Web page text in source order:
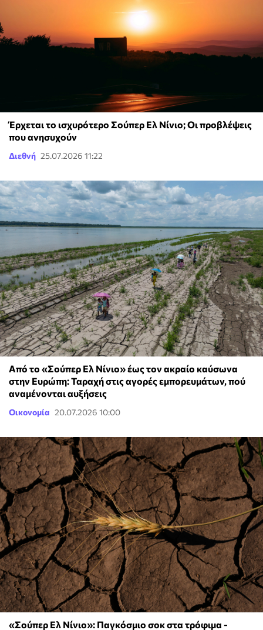
Έρχεται το ισχυρότερο Σούπερ Ελ Νίνιο; Οι προβλέψεις
που ανησυχούν
Διεθνή 25.07.2026 11:22
Από το «Σούπερ Ελ Νίνιο» έως τον ακραίο καύσωνα
στην Ευρώπη: Ταραχή στις αγορές εμπορευμάτων, πού
αναμένονται αυξήσεις
Οικονομία 20.07.2026 10:00
«Σούπερ Ελ Νίνιο»: Παγκόσμιο σοκ στα τρόφιμα -